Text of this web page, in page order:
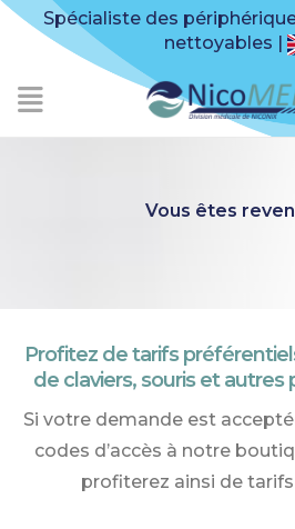
Spécialiste des
nettoyables |
Vous êtes
Profitez de tarifs
de claviers, souris et autres
Si votre demande est
codes d’accès à notre
profiterez ainsi de